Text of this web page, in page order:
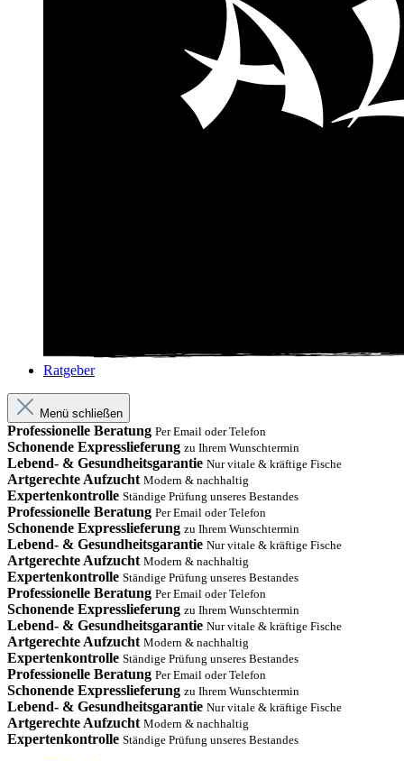
Ratgeber
Menü schließen
Professionelle Beratung Per Email oder Telefon
Schonende Expresslieferung zu Ihrem Wunschtermin
Lebend- & Gesundheitsgarantie Nur vitale & kräftige Fische
Artgerechte Aufzucht Modern & nachhaltig
Expertenkontrolle Ständige Prüfung unseres Bestandes
Professionelle Beratung Per Email oder Telefon
Schonende Expresslieferung zu Ihrem Wunschtermin
Lebend- & Gesundheitsgarantie Nur vitale & kräftige Fische
Artgerechte Aufzucht Modern & nachhaltig
Expertenkontrolle Ständige Prüfung unseres Bestandes
Professionelle Beratung Per Email oder Telefon
Schonende Expresslieferung zu Ihrem Wunschtermin
Lebend- & Gesundheitsgarantie Nur vitale & kräftige Fische
Artgerechte Aufzucht Modern & nachhaltig
Expertenkontrolle Ständige Prüfung unseres Bestandes
Professionelle Beratung Per Email oder Telefon
Schonende Expresslieferung zu Ihrem Wunschtermin
Lebend- & Gesundheitsgarantie Nur vitale & kräftige Fische
Artgerechte Aufzucht Modern & nachhaltig
Expertenkontrolle Ständige Prüfung unseres Bestandes